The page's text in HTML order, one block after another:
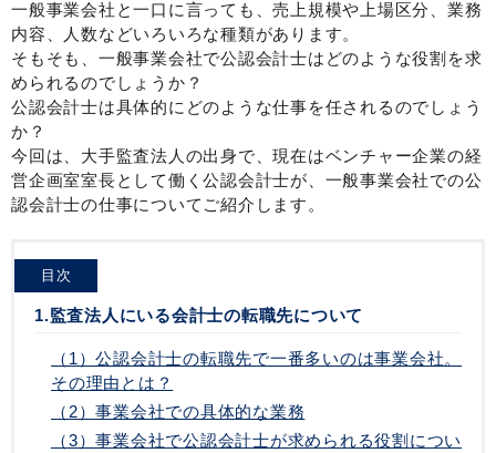
一般事業会社と一口に言っても、売上規模や上場区分、業務
内容、人数などいろいろな種類があります。
そもそも、一般事業会社で公認会計士はどのような役割を求
められるのでしょうか？
公認会計士は具体的にどのような仕事を任されるのでしょう
か？
今回は、大手監査法人の出身で、現在はベンチャー企業の経
営企画室室長として働く公認会計士が、一般事業会社での公
認会計士の仕事についてご紹介します。
目次
1.監査法人にいる会計士の転職先について
（1）公認会計士の転職先で一番多いのは事業会社。
その理由とは？
（2）事業会社での具体的な業務
（3）事業会社で公認会計士が求められる役割につい